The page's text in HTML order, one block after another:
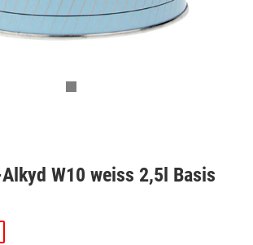
W10 weiss 2,5l Basis